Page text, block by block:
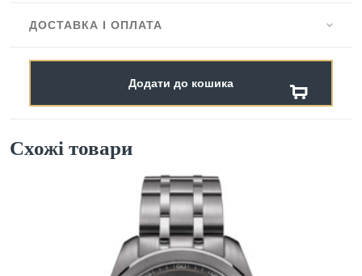
ДОСТАВКА І ОПЛАТА
Додати до кошика
Схожі товари